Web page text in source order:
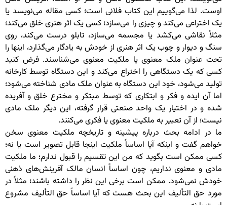
اوست. لذا می‌گوییم این کتاب فلانی است؛ کسی مقاله می‌نویسد یا
یک اختراعی می‌کند و چیزی را می‌سازد؛ کسی یک اثر هنری خلق می‌کند؛
مثلاً نقاشی می‌کشد یا مجسمه می‌سازد، تابلو درست می‌کند، روی
سنگ و دیوار و چوب یک اثر هنری از خودش به یادگار می‌گذارد، اینها را
تحت عنوان ملک معنوی یا ملکیت معنوی می‌شناسند. فرض کنید
کسی که یک دستگاهی را اختراع می‌کند و این دستگاه توسط کارخانه
تولید می‌شود، خود این دستگاه به عنوان ملک مادی شناخته می‌شود؛
اما آن ایده و فکر و ابتکاری که توسط مبتکر و مخترع خلق و آفریده
شده و در اختیار یک واحد صنعتی قرار گرفته، این دیگر ملک مادی
نیست؛ از آن تعبیر به ملکیت معنوی یا فکری می‌کنند.
ما در ادامه بحث درباره پیشینه و تاریخچه ملکیت معنوی سخن
خواهم گفت و اینکه آیا اساساً ملکیت اینجا قابل تصویر است یا نه؛
کسی ممکن است بگوید که من این تقسیم را قبول ندارم؛ ما ملکیت
مادی و معنوی نداریم، چون اساساً انسان مالک آفرینش‌های ذهنی
خودش نمی‌شود. ممکن است برخی این نظر را داشته باشند؛ مثلاً در
مورد حق التألیف این بحث هست که آیا اساساً حق التألیف مشروع